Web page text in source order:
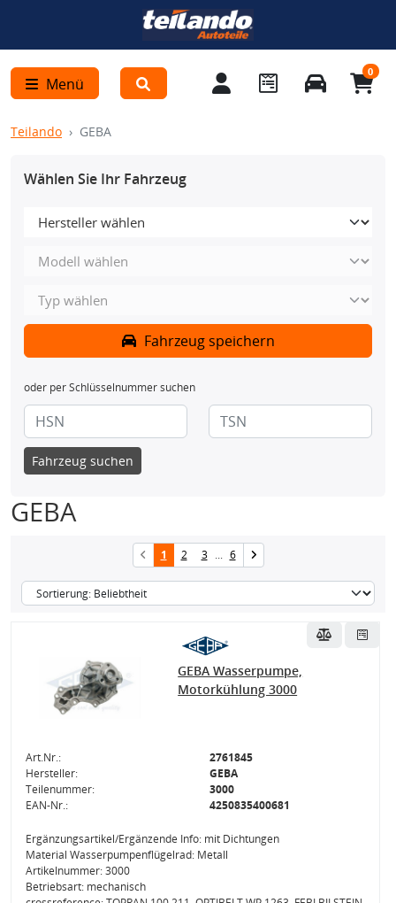
Menü
0
Teilando GEBA
Wählen Sie Ihr Fahrzeug
Fahrzeug speichern
oder per Schlüsselnummer suchen
Fahrzeug suchen
GEBA
1 2 3 ... 6
GEBA Wasserpumpe,
Motorkühlung 3000
Art.Nr.:
2761845
Hersteller:
GEBA
Teilenummer:
3000
EAN-Nr.:
4250835400681
Ergänzungsartikel/Ergänzende Info: mit Dichtungen
Material Wasserpumpenflügelrad: Metall
Artikelnummer: 3000
Betriebsart: mechanisch